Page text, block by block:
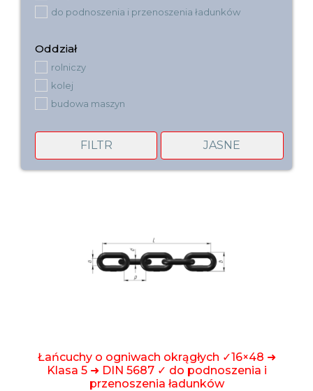
do podnoszenia i przenoszenia ładunków
Oddział
rolniczy
kolej
budowa maszyn
FILTR JASNE
Łańcuchy o ogniwach okrągłych ✓16×48 ➜
Klasa 5 ➜ DIN 5687 ✓ do podnoszenia i
przenoszenia ładunków